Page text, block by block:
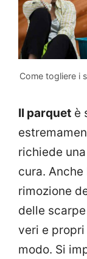
Come togliere i
Il parquet è
richiede
cura.
rimozione
delle
veri e
modo. Si